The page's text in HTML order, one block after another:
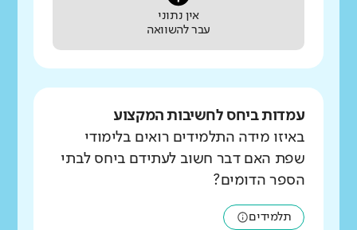
אין נתוני
עבר להשוואה
עמדות ביחס לחשיבות המקצוע
באיזו מידה התלמידים רואים בלימודי
שפת האם דבר חשוב לעתידם ביחס לבתי
הספר הדומים?
תלמידים